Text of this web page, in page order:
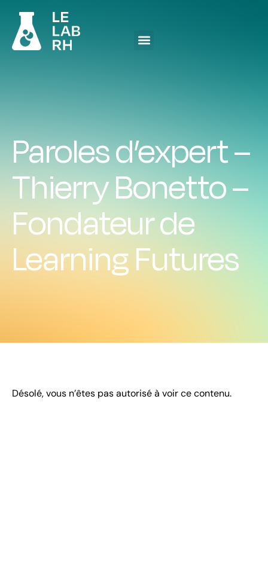
Paroles d’expert –
Thierry Bonetto –
Fondateur de
Learning Futures
Désolé, vous n’êtes pas autorisé à voir ce contenu.